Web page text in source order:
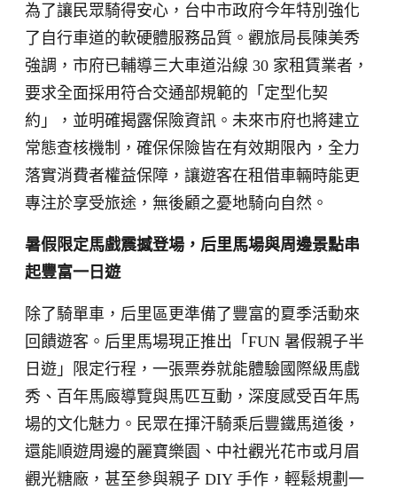
為了讓民眾騎得安心，台中市政府今年特別強化
了自行車道的軟硬體服務品質。觀旅局長陳美秀
強調，市府已輔導三大車道沿線 30 家租賃業者，
要求全面採用符合交通部規範的「定型化契
約」，並明確揭露保險資訊。未來市府也將建立
常態查核機制，確保保險皆在有效期限內，全力
落實消費者權益保障，讓遊客在租借車輛時能更
專注於享受旅途，無後顧之憂地騎向自然。
暑假限定馬戲震撼登場，后里馬場與周邊景點串
起豐富一日遊
除了騎單車，后里區更準備了豐富的夏季活動來
回饋遊客。后里馬場現正推出「FUN 暑假親子半
日遊」限定行程，一張票券就能體驗國際級馬戲
秀、百年馬廄導覽與馬匹互動，深度感受百年馬
場的文化魅力。民眾在揮汗騎乘后豐鐵馬道後，
還能順遊周邊的麗寶樂園、中社觀光花市或月眉
觀光糖廠，甚至參與親子 DIY 手作，輕鬆規劃一